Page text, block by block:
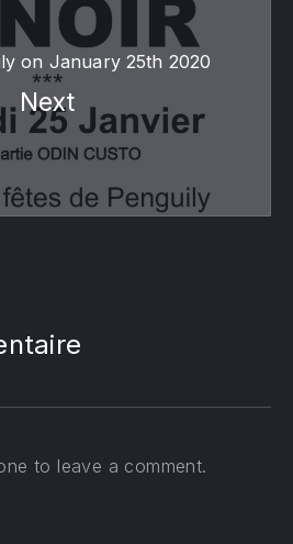
on January 25th 2020
Next
to leave a comment.